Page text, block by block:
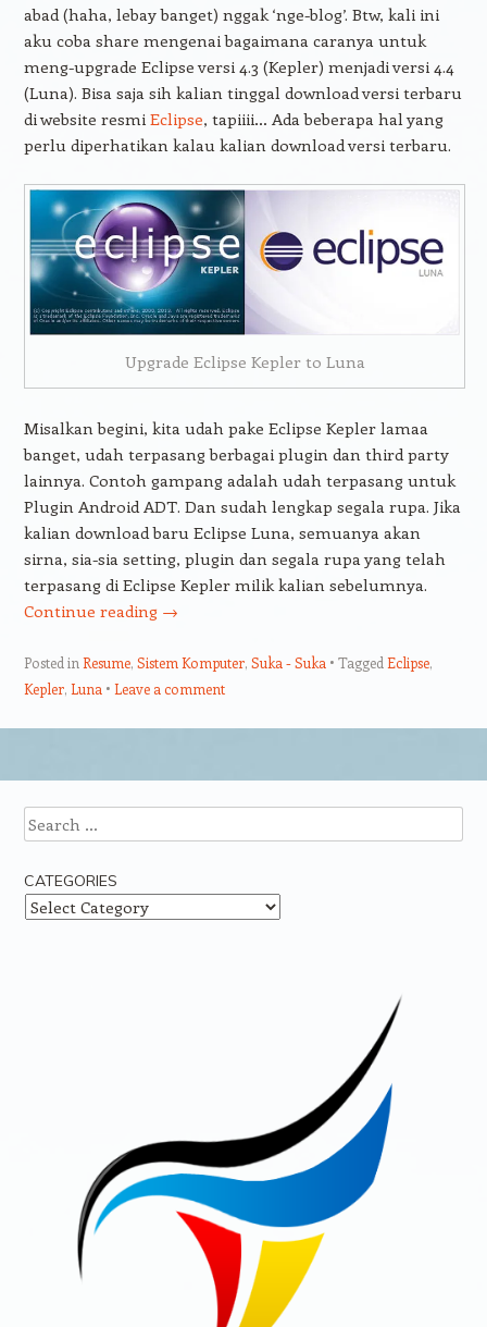
abad (haha, lebay banget) nggak ‘nge-blog’. Btw, kali ini
aku coba share mengenai bagaimana caranya untuk
meng-upgrade Eclipse versi 4.3 (Kepler) menjadi versi 4.4
(Luna). Bisa saja sih kalian tinggal download versi terbaru
di website resmi Eclipse, tapiiii… Ada beberapa hal yang
perlu diperhatikan kalau kalian download versi terbaru.
Upgrade Eclipse Kepler to Luna
Misalkan begini, kita udah pake Eclipse Kepler lamaa
banget, udah terpasang berbagai plugin dan third party
lainnya. Contoh gampang adalah udah terpasang untuk
Plugin Android ADT. Dan sudah lengkap segala rupa. Jika
kalian download baru Eclipse Luna, semuanya akan
sirna, sia-sia setting, plugin dan segala rupa yang telah
terpasang di Eclipse Kepler milik kalian sebelumnya.
Continue reading →
Posted in Resume, Sistem Komputer, Suka - Suka Tagged Eclipse,
Kepler, Luna Leave a comment
Search
CATEGORIES
Categories